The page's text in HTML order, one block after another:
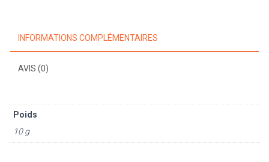
INFORMATIONS COMPLÉMENTAIRES
AVIS (0)
Poids
10 g